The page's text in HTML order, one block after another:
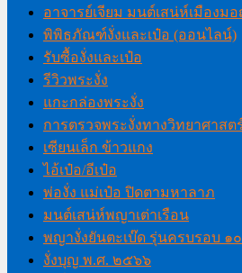
อาจารย์เจียม มนต์เสน่ห์เมืองม
พิพิธภัณฑ์งั่งและเป๋อ (ออนไลน์)
รับซื้องั่งและเป๋อ
รีวิวพระงั่ง
แกะกล่องพระงั่ง
การตรวจพระงั่งทางวิทยาศาสต
เซียนเล็ก ข้าวแกง
ไอ้เป๋อ/อีเป๋อ
พ่องั่ง แม่เป๋อ ปิดตามหาลาภ
มนต์เสน่ห์พญาเต่าเรือน
พญางั่งยันตะเบ๊ด รุ่นครบรอบ ๑
งั่งบุญ พ.ศ. ๒๕๖๖